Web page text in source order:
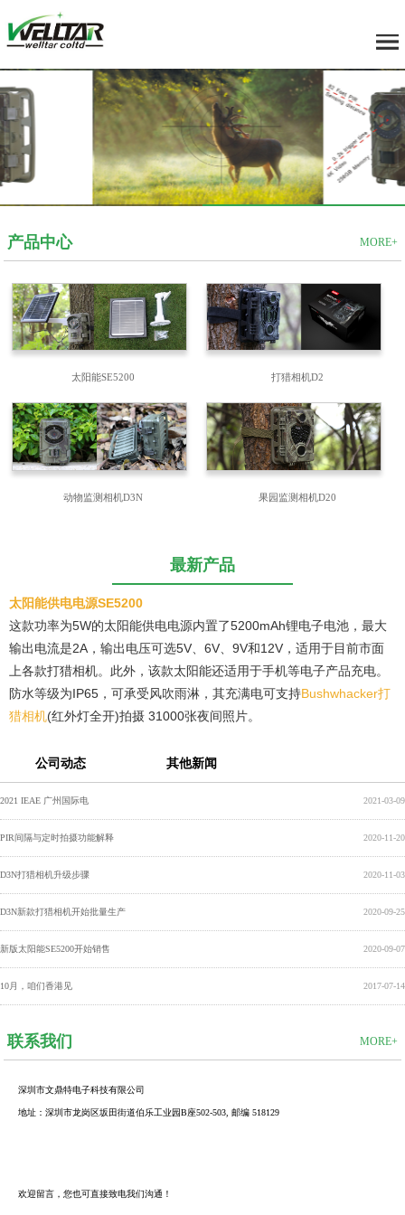
MORE+
产品中心
太阳能SE5200 打猎相机D2
动物监测相机D3N 果园监测相机D20
最新产品
太阳能供电电源SE5200
这款功率为5W的太阳能供电电源内置了5200mAh锂电子电池，最大
输出电流是2A，输出电压可选5V、6V、9V和12V，适用于目前市面
上各款打猎相机。此外，该款太阳能还适用于手机等电子产品充电。
防水等级为IP65，可承受风吹雨淋，其充满电可支持Bushwhacker打
猎相机(红外灯全开)拍摄 31000张夜间照片。
公司动态 其他新闻
2021-03-09
2021 IEAE 广州国际电
2020-11-20
PIR间隔与定时拍摄功能解释
2020-11-03
D3N打猎相机升级步骤
2020-09-25
D3N新款打猎相机开始批量生产
2020-09-07
新版太阳能SE5200开始销售
2017-07-14
10月，咱们香港见
MORE+
联系我们
深圳市文鼎特电子科技有限公司
地址：深圳市龙岗区坂田街道伯乐工业园B座502-503, 邮编 518129
欢迎留言，您也可直接致电我们沟通！